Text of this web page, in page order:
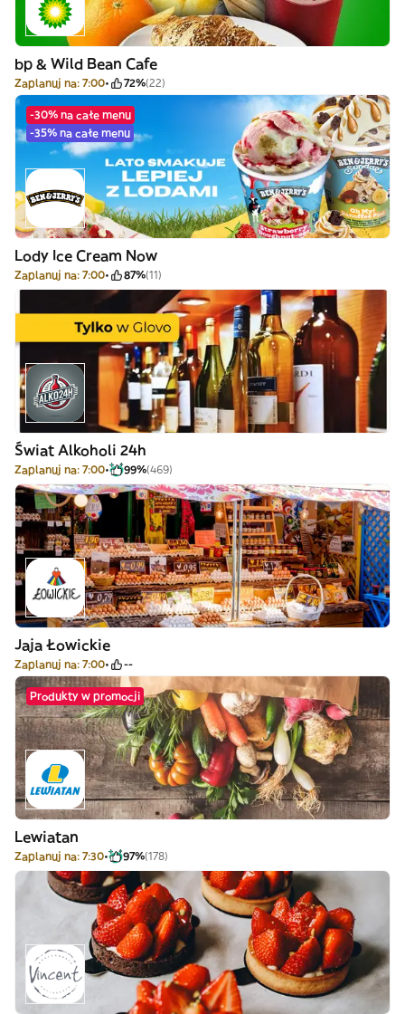
bp & Wild Bean Cafe
Zaplanuj na: 7:00 72%(22)
-30% na całe menu
-35% na całe menu
Lody Ice Cream Now
Zaplanuj na: 7:00 87%(11)
Świat Alkoholi 24h
Zaplanuj na: 7:00 99%(469)
Jaja Łowickie
Zaplanuj na: 7:00 --
Produkty w promocji
Lewiatan
Zaplanuj na: 7:30 97%(178)